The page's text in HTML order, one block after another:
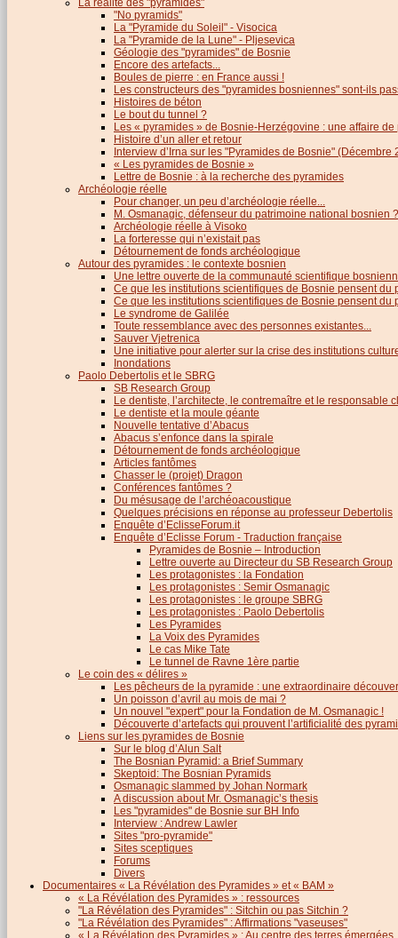
La réalité des "pyramides"
"No pyramids"
La "Pyramide du Soleil" - Visocica
La "Pyramide de la Lune" - Pljesevica
Géologie des "pyramides" de Bosnie
Encore des artefacts...
Boules de pierre : en France aussi !
Les constructeurs des "pyramides bosniennes" sont-ils
Histoires de béton
Le bout du tunnel ?
Les « pyramides » de Bosnie-Herzégovine : une affaire
Histoire d’un aller et retour
Interview d’Irna sur les "Pyramides de Bosnie" (Décembre
« Les pyramides de Bosnie »
Lettre de Bosnie : à la recherche des pyramides
Archéologie réelle
Pour changer, un peu d’archéologie réelle...
M. Osmanagic, défenseur du patrimoine national bosnien ?
Archéologie réelle à Visoko
La forteresse qui n’existait pas
Détournement de fonds archéologique
Autour des pyramides : le contexte bosnien
Une lettre ouverte de la communauté scientifique
Ce que les institutions scientifiques de Bosnie pensent du
Ce que les institutions scientifiques de Bosnie pensent du
Le syndrome de Galilée
Toute ressemblance avec des personnes existantes...
Sauver Vjetrenica
Une initiative pour alerter sur la crise des institutions
Inondations
Paolo Debertolis et le SBRG
SB Research Group
Le dentiste, l’architecte, le contremaître et le responsable
Le dentiste et la moule géante
Nouvelle tentative d’Abacus
Abacus s’enfonce dans la spirale
Détournement de fonds archéologique
Articles fantômes
Chasser le (projet) Dragon
Conférences fantômes ?
Du mésusage de l’archéoacoustique
Quelques précisions en réponse au professeur Debertolis
Enquête d’EclisseForum.it
Enquête d’Eclisse Forum - Traduction française
Pyramides de Bosnie – Introduction
Lettre ouverte au Directeur du SB Research Group
Les protagonistes : la Fondation
Les protagonistes : Semir Osmanagic
Les protagonistes : le groupe SBRG
Les protagonistes : Paolo Debertolis
Les Pyramides
La Voix des Pyramides
Le cas Mike Tate
Le tunnel de Ravne 1ère partie
Le coin des « délires »
Les pêcheurs de la pyramide : une extraordinaire
Un poisson d’avril au mois de mai ?
Un nouvel "expert" pour la Fondation de M. Osmanagic !
Découverte d’artefacts qui prouvent l’artificialité des
Liens sur les pyramides de Bosnie
Sur le blog d’Alun Salt
The Bosnian Pyramid: a Brief Summary
Skeptoid: The Bosnian Pyramids
Osmanagic slammed by Johan Normark
A discussion about Mr. Osmanagic’s thesis
Les "pyramides" de Bosnie sur BH Info
Interview : Andrew Lawler
Sites "pro-pyramide"
Sites sceptiques
Forums
Divers
Documentaires « La Révélation des Pyramides » et « BAM »
« La Révélation des Pyramides » : ressources
"La Révélation des Pyramides" : Sitchin ou pas Sitchin ?
"La Révélation des Pyramides" : Affirmations "vaseuses"
« La Révélation des Pyramides » : Au centre des terres émergées